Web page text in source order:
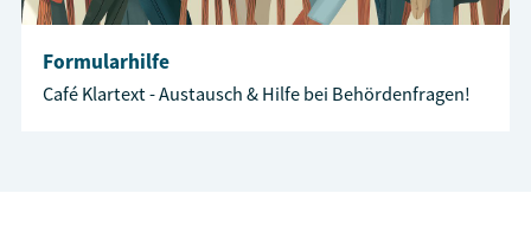
Formularhilfe
Café Klartext - Austausch & Hilfe bei Behördenfragen!